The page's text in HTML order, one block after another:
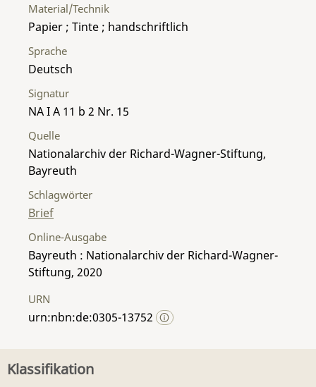
Material/Technik
Papier ; Tinte ; handschriftlich
Sprache
Deutsch
Signatur
NA I A 11 b 2 Nr. 15
Quelle
Nationalarchiv der Richard-Wagner-Stiftung,
Bayreuth
Schlagwörter
Brief
Online-Ausgabe
Bayreuth : Nationalarchiv der Richard-Wagner-
Stiftung, 2020
URN
urn:nbn:de:0305-13752
Klassifikation